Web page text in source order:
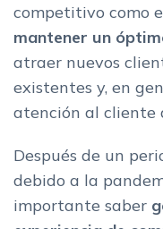
competitivo como
mantener un
atraer nuevos
existentes y, en
atención al cliente
Después de un
debido a la
importante saber